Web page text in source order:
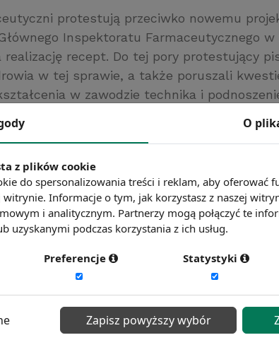
protestują przeciwko nowemu
Inspektoratu Farmaceutycznego w
realizację recept. Do tej pory protestujący
w tej sprawie, a także poruszali
w zawodzie technika i
przed Sejmem.
Zobacz więcej wiadomości
O
z plików cookie
do spersonalizowania treści i reklam, aby oferować
witrynie. Informacje o tym, jak korzystasz z naszej
i analitycznym. Partnerzy mogą połączyć te
uzyskanymi podczas korzystania z ich usług.
Preferencje Statystyki
Zapisz powyższy wybór